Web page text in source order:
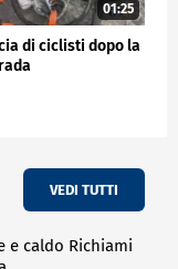
01:25
di ciclisti dopo la
VEDI TUTTI
e caldo Richiami